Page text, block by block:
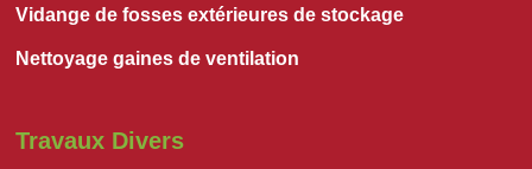
Vidange de fosses extérieures de stockage
Nettoyage gaines de ventilation
Travaux Divers